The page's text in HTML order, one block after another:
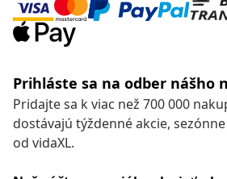
Prihláste sa na odber nášho
Pridajte sa k viac než 700 000
dostávajú týždenné akcie,
od vidaXL.